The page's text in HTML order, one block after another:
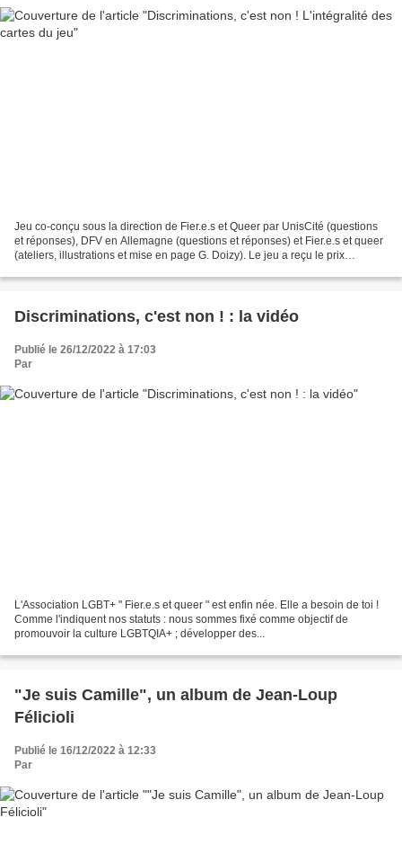
Jeu co-conçu sous la direction de Fier.e.s et Queer par UnisCité (questions
et réponses), DFV en Allemagne (questions et réponses) et Fier.e.s et queer
(ateliers, illustrations et mise en page G. Doizy). Le jeu a reçu le prix
Discriminations, c'est non ! : la vidéo
Publié le 26/12/2022 à 17:03
Par
L'Association LGBT+ " Fier.e.s et queer " est enfin née. Elle a besoin de toi !
Comme l'indiquent nos statuts : nous sommes fixé comme objectif de
promouvoir la culture LGBTQIA+ ; développer des...
"Je suis Camille", un album de Jean-Loup
Félicioli
Publié le 16/12/2022 à 12:33
Par